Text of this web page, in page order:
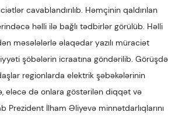
cavablandırılıb. Həmçinin qaldırılan
həlli ilə bağlı tədbirlər görülüb. Həlli
məsələlərlə əlaqədar yazılı müraciət
şöbələrin icraatına göndərilib. Görüşdə
regionlarda elektrik şəbəkələrinin
eləcə də onlara göstərilən diqqət və
Prezident İlham Əliyevə minnətdarlıqlarını